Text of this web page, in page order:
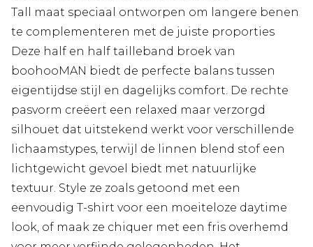
Tall maat speciaal ontworpen om langere benen
te complementeren met de juiste proporties
Deze half en half tailleband broek van
boohooMAN biedt de perfecte balans tussen
eigentijdse stijl en dagelijks comfort. De rechte
pasvorm creëert een relaxed maar verzorgd
silhouet dat uitstekend werkt voor verschillende
lichaamstypes, terwijl de linnen blend stof een
lichtgewicht gevoel biedt met natuurlijke
textuur. Style ze zoals getoond met een
eenvoudig T-shirt voor een moeiteloze daytime
look, of maak ze chiquer met een fris overhemd